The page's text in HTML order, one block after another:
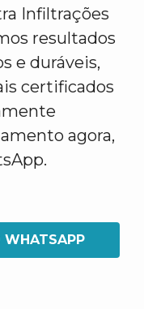
Infiltrações
resultados
e duráveis,
certificados
agora,
WHATSAPP